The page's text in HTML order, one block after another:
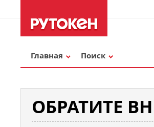
Главная Поиск
ОБРАТИТЕ